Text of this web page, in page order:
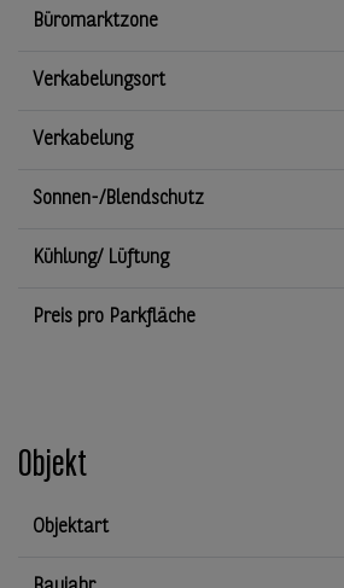
Büromarktzone
Verkabelungsort
Verkabelung
Sonnen-/Blendschutz
Kühlung/ Lüftung
Preis pro Parkfläche
Objekt
Objektart